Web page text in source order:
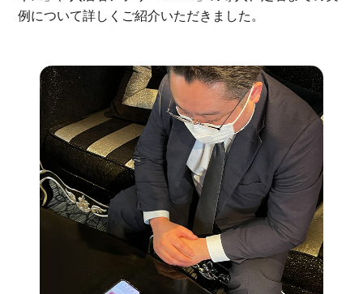
例について詳しくご紹介いただきました。